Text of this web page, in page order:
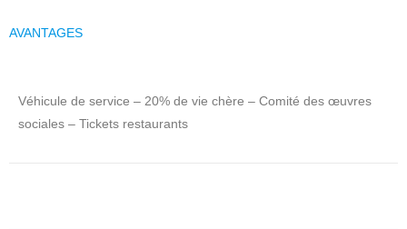
AVANTAGES
Véhicule de service – 20% de vie chère – Comité des œuvres
sociales – Tickets restaurants